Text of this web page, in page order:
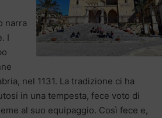
narra
I
nel 1131. La tradizione ci ha
in una tempesta, fece voto di
al suo equipaggio. Così fece e,